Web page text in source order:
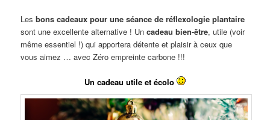
Lesbons cadeaux pour une séance de réflexologie plantaire
sont une excellente alternative ! Uncadeau bien-être, utile (voir
même essentiel !) qui apportera détente et plaisir à ceux que
vous aimez … avec Zéro empreinte carbone !!!
Un cadeau utile et écolo